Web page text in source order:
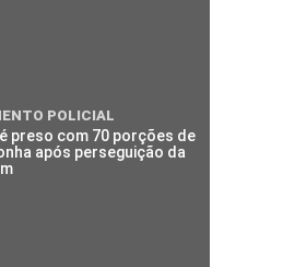
POLICIAL
preso com 70 porções de
após perseguição da